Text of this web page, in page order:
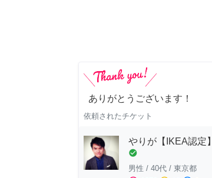
ありがとうございます！
依頼されたチケット
やりが【IKEA認定】
check_circle
男性 / 40代 / 東京都